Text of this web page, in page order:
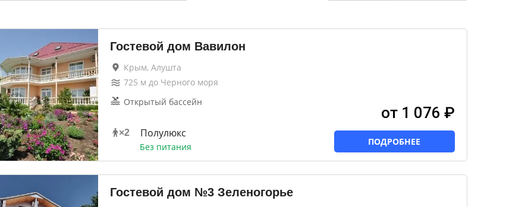
Гостевой дом Вавилон
Крым, Алушта
725 м до Черного моря
Открытый бассейн
×2 Полулюкс
Без питания
от 1 076 ₽
ПОДРОБНЕЕ
Гостевой дом №3 Зеленогорье